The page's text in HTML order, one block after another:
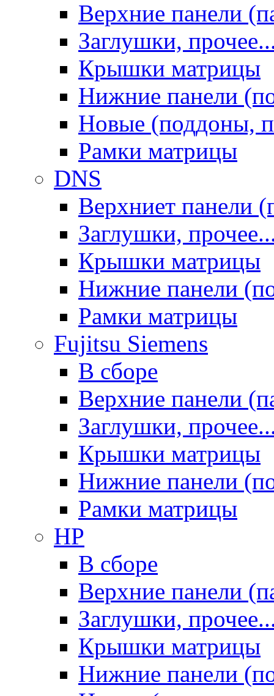
Верхние панели
Заглушки,
Крышки матрицы
Нижние панели
Новые (поддоны,
Рамки матрицы
DNS
Верхниет панели
Заглушки,
Крышки матрицы
Нижние панели
Рамки матрицы
Fujitsu Siemens
В сборе
Верхние панели
Заглушки,
Крышки матрицы
Нижние панели
Рамки матрицы
HP
В сборе
Верхние панели
Заглушки,
Крышки матрицы
Нижние панели